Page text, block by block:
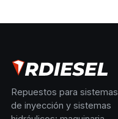
Repuestos para sistemas
de inyección y sistemas